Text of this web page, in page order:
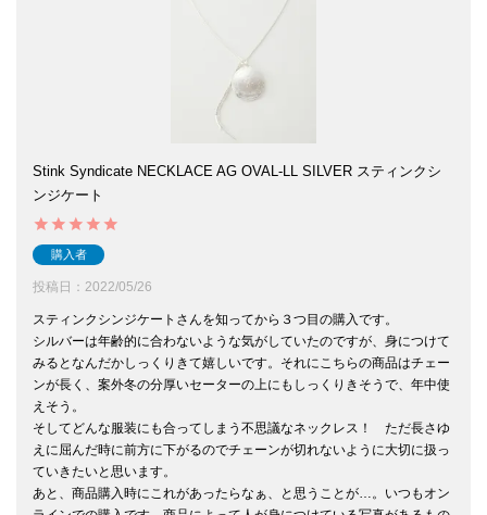
Stink Syndicate NECKLACE AG OVAL-LL SILVER スティンクシ
ンジケート
購入者
投稿日 2022/05/26
スティンクシンジケートさんを知ってから３つ目の購入です。
シルバーは年齢的に合わないような気がしていたのですが、身につけて
みるとなんだかしっくりきて嬉しいです。それにこちらの商品はチェー
ンが長く、案外冬の分厚いセーターの上にもしっくりきそうで、年中使
えそう。
そしてどんな服装にも合ってしまう不思議なネックレス！　ただ長さゆ
えに屈んだ時に前方に下がるのでチェーンが切れないように大切に扱っ
ていきたいと思います。
あと、商品購入時にこれがあったらなぁ、と思うことが…。いつもオン